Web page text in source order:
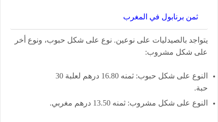
ثمن برنابول في المغرب
يتواجد بالصيدليات على نوعين. نوع على شكل حبوب، ونوع أخر
على شكل مشروب:
النوع على شكل حبوب: ثمنه 16.80 درهم لعلبة 30
حبة.
النوع على شكل مشروب: ثمنه 13.50 درهم مغربي.